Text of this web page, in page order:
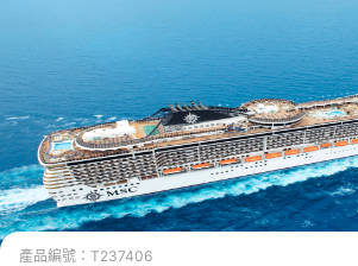
產品編號： T237406